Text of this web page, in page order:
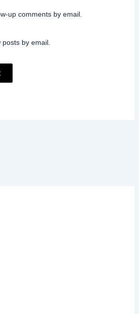
up comments by email.
by email.